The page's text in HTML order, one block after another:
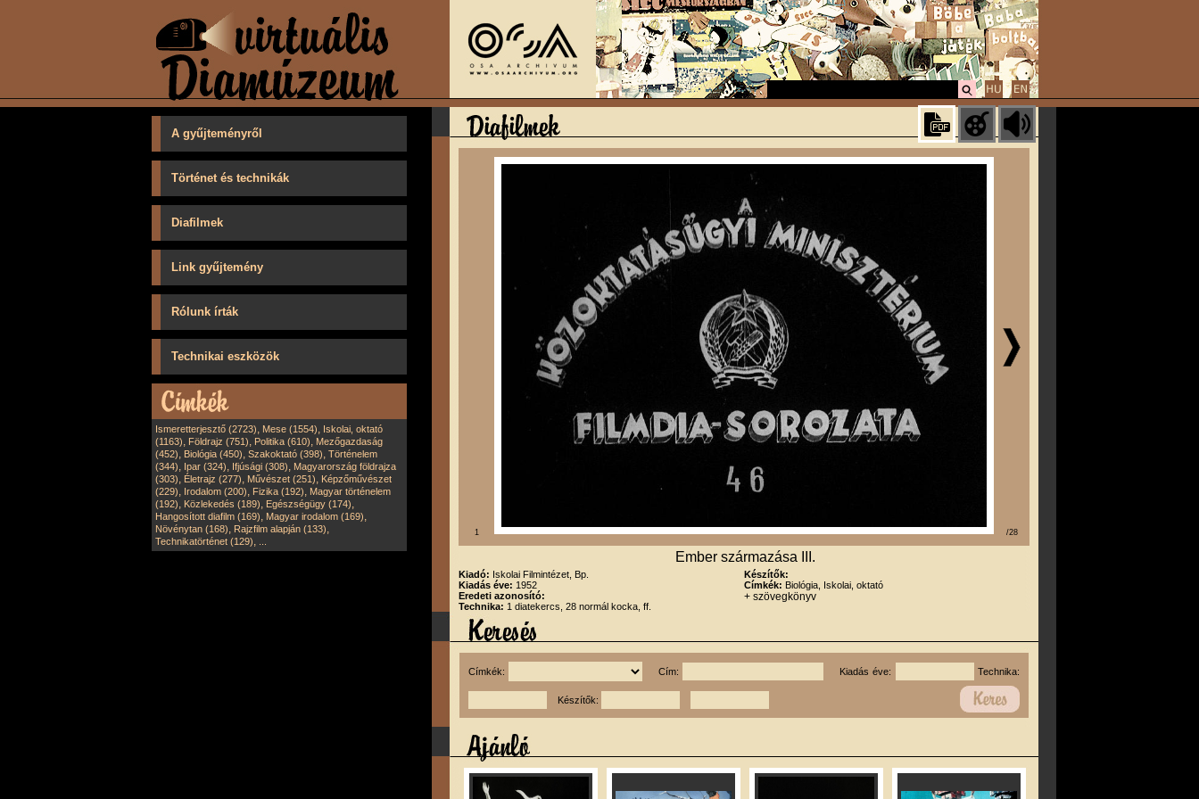
A gyűjteményről
Történet és technikák
Diafilmek
Link gyűjtemény
Rólunk írták
Technikai eszközök
Ismeretterjesztő (2723), Mese (1554), Iskolai, oktató
(1163), Földrajz (751), Politika (610), Mezőgazdaság
(452), Biológia (450), Szakoktató (398), Történelem
(344), Ipar (324), Ifjúsági (308), Magyarország földrajza
(303), Életrajz (277), Művészet (251), Képzőművészet
(229), Irodalom (200), Fizika (192), Magyar történelem
(192), Közlekedés (189), Egészségügy (174),
Hangosított diafilm (169), Magyar irodalom (169),
Növénytan (168), Rajzfilm alapján (133),
Technikatörténet (129),
1 /28
Ember származása III.
Kiadó: Iskolai Filmintézet, Bp.
Kiadás éve: 1952
Eredeti azonosító:
Technika: 1 diatekercs, 28 normál kocka, ff.
Készítők:
Címkék: Biológia, Iskolai, oktató
+ szövegkönyv
Címkék: Cím: Kiadás éve: Technika:
Készítők: